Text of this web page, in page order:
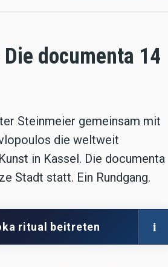
documenta 14
Steinmeier gemeinsam mit
die weltweit
in Kassel. Die documenta
Stadt statt. Ein Rundgang.
ritual beitreten i